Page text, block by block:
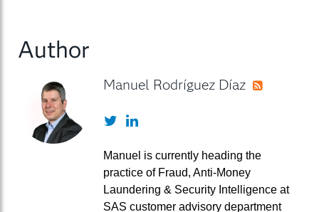
Author
Manuel Rodríguez Díaz
TwitterLinkedIn
Manuel is currently heading the
practice of Fraud, Anti-Money
Laundering & Security Intelligence at
SAS customer advisory department